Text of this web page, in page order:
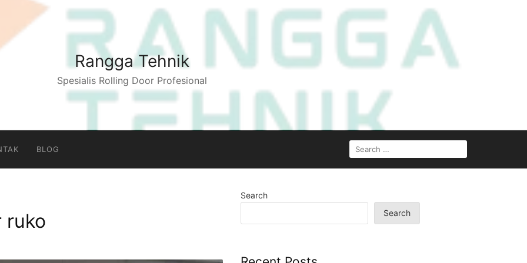
Rangga Tehnik
Spesialis Rolling Door Profesional
BLOG
SEARCH
FOR:
ruko
Search
Search